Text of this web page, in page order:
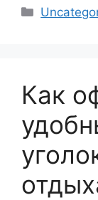
Рубрики
Как